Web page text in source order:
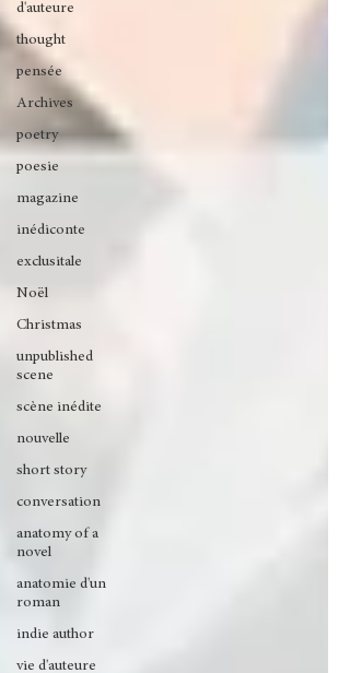
d'auteure
thought
pensée
Archives
poetry
poesie
magazine
inédiconte
exclusitale
Noël
Christmas
unpublished
scene
scène inédite
nouvelle
short story
conversation
anatomy of a
novel
anatomie d'un
roman
indie author
vie d'auteure